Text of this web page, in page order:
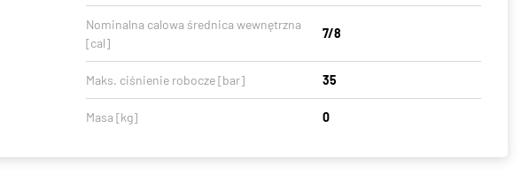
Nominalna calowa średnica wewnętrzna
[cal]
7/8
Maks. ciśnienie robocze [bar] 35
Masa [kg] 0